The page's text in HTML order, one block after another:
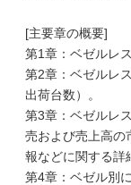
[主要章の概要]
第1章：ベゼルレ
第2章：ベゼルレ
出荷台数）。
第3章：ベゼルレ
売および売上高の
報などに関する詳
第4章：ベゼル別